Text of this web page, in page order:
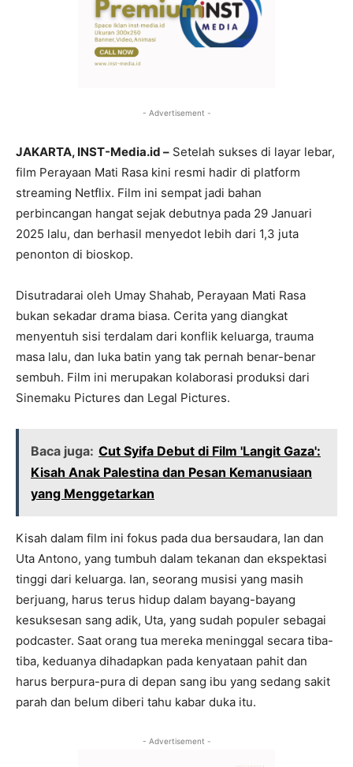
- Advertisement -
JAKARTA, INST-Media.id – Setelah sukses di layar lebar,
film Perayaan Mati Rasa kini resmi hadir di platform
streaming Netflix. Film ini sempat jadi bahan
perbincangan hangat sejak debutnya pada 29 Januari
2025 lalu, dan berhasil menyedot lebih dari 1,3 juta
penonton di bioskop.
Disutradarai oleh Umay Shahab, Perayaan Mati Rasa
bukan sekadar drama biasa. Cerita yang diangkat
menyentuh sisi terdalam dari konflik keluarga, trauma
masa lalu, dan luka batin yang tak pernah benar-benar
sembuh. Film ini merupakan kolaborasi produksi dari
Sinemaku Pictures dan Legal Pictures.
Baca juga: Cut Syifa Debut di Film 'Langit Gaza':
Kisah Anak Palestina dan Pesan Kemanusiaan
yang Menggetarkan
Kisah dalam film ini fokus pada dua bersaudara, Ian dan
Uta Antono, yang tumbuh dalam tekanan dan ekspektasi
tinggi dari keluarga. Ian, seorang musisi yang masih
berjuang, harus terus hidup dalam bayang-bayang
kesuksesan sang adik, Uta, yang sudah populer sebagai
podcaster. Saat orang tua mereka meninggal secara tiba-
tiba, keduanya dihadapkan pada kenyataan pahit dan
harus berpura-pura di depan sang ibu yang sedang sakit
parah dan belum diberi tahu kabar duka itu.
- Advertisement -